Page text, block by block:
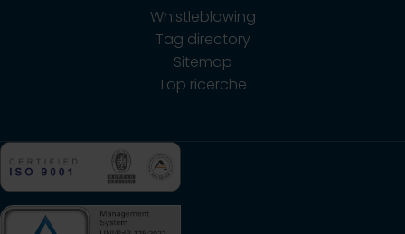
Whistleblowing
Tag directory
Sitemap
Top ricerche